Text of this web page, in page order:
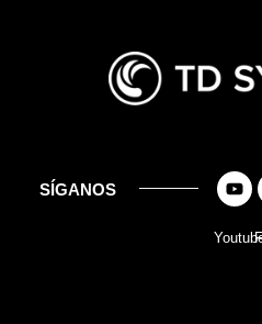
SÍGANOS